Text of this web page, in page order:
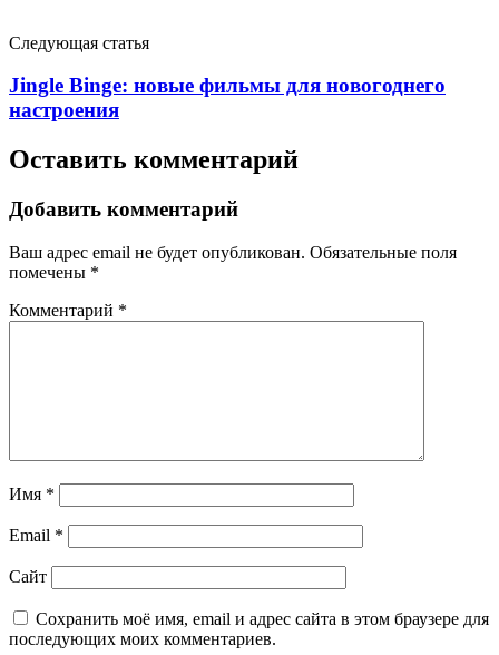
Следующая статья
Jingle Binge: новые фильмы для новогоднего
настроения
Оставить комментарий
Добавить комментарий
Ваш адрес email не будет опубликован. Обязательные поля
помечены *
Комментарий *
Имя *
Email *
Сайт
Сохранить моё имя, email и адрес сайта в этом браузере для
последующих моих комментариев.